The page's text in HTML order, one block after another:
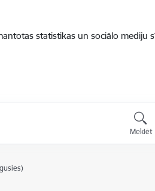
statistikas un sociālo mediju
Meklēt